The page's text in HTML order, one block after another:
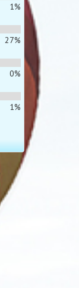
1%
27%
0%
1%